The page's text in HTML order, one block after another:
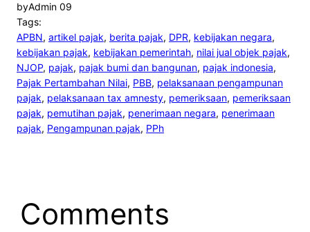
byAdmin 09
Tags:
APBN, artikel pajak, berita pajak, DPR, kebijakan negara
kebijakan pajak, kebijakan pemerintah, nilai jual objek pajak
NJOP, pajak, pajak bumi dan bangunan, pajak indonesia
Pajak Pertambahan Nilai, PBB, pelaksanaan pengampunan
pajak, pelaksanaan tax amnesty, pemeriksaan, pemeriksaan
pajak, pemutihan pajak, penerimaan negara, penerimaan
pajak, Pengampunan pajak, PPh
Comments